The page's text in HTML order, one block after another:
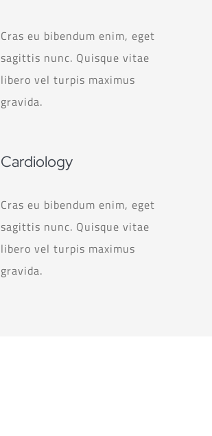
Cras eu bibendum enim, eget
sagittis nunc. Quisque vitae
libero vel turpis maximus
gravida.
Cardiology
Cras eu bibendum enim, eget
sagittis nunc. Quisque vitae
libero vel turpis maximus
gravida.